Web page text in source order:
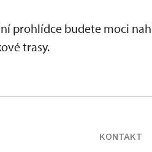
prohlídce budete moci
trasy.
KONTAKT